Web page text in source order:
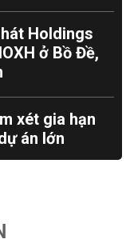
Holdings
ở Bồ Đề,
xét gia hạn
án lớn